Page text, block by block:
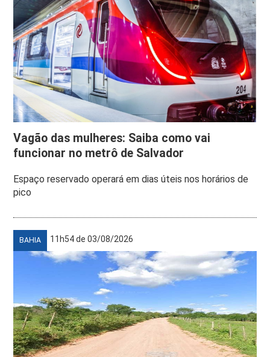
Vagão das mulheres: Saiba como vai
funcionar no metrô de Salvador
Espaço reservado operará em dias úteis nos horários de
pico
BAHIA 11h54 de 03/08/2026